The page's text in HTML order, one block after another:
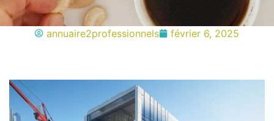
annuaire2professionnels février 6, 2025